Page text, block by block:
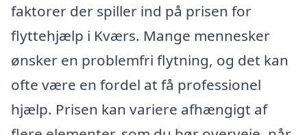
faktorer der spiller ind på prisen for
flyttehjælp i Kværs. Mange mennesker
ønsker en problemfri flytning, og det kan
ofte være en fordel at få professionel
hjælp. Prisen kan variere afhængigt af